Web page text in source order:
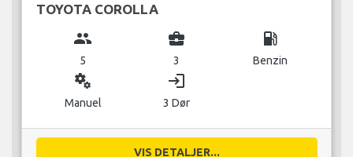
TOYOTA COROLLA
group
5
business_center
3
local_gas_station
Benzin
miscellaneous_services
Manuel
login
3 Dør
VIS DETALJER...